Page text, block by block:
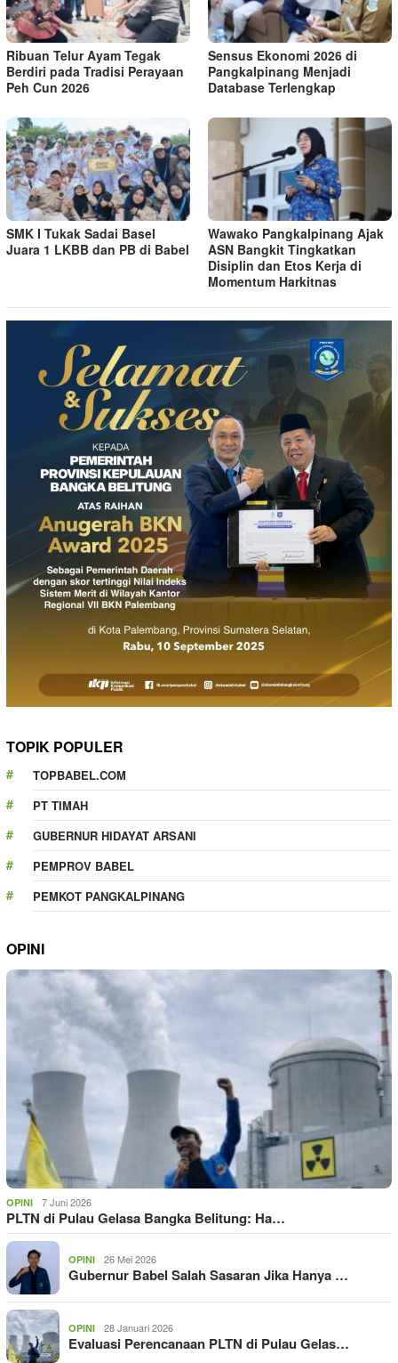
Ribuan Telur Ayam Tegak
Berdiri pada Tradisi Perayaan
Peh Cun 2026
Sensus Ekonomi 2026 di
Pangkalpinang Menjadi
Database Terlengkap
SMK I Tukak Sadai Basel
Juara 1 LKBB dan PB di Babel
Wawako Pangkalpinang Ajak
ASN Bangkit Tingkatkan
Disiplin dan Etos Kerja di
Momentum Harkitnas
TOPIK POPULER
TOPBABEL.COM
PT TIMAH
GUBERNUR HIDAYAT ARSANI
PEMPROV BABEL
PEMKOT PANGKALPINANG
OPINI
OPINI 7 Juni 2026
PLTN di Pulau Gelasa Bangka Belitung: Ha…
OPINI 26 Mei 2026
Gubernur Babel Salah Sasaran Jika Hanya …
OPINI 28 Januari 2026
Evaluasi Perencanaan PLTN di Pulau Gelas…